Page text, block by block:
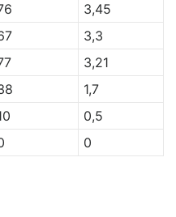
3,45
3,3
3,21
1,7
0,5
0